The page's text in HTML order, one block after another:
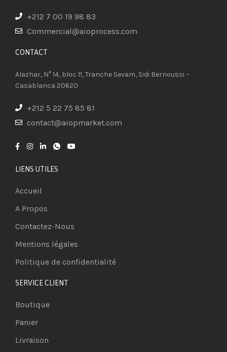
+212 7 00 19 98 83
Commercial@aioprocess.com
CONTACT​
Alazhar, N° 14, bloc 11, Tranche Sevam, Sidi Bernoussi –
Casablanca 20620
+212 5 22 75 85 81
contact@aiopmarket.com
LIENS UTILES
Accueil
A Propos
Contactez-Nous
Mentions légales
Politique de confidentialité
SERVICE CLIENT
Boutique
Panier
Livraison